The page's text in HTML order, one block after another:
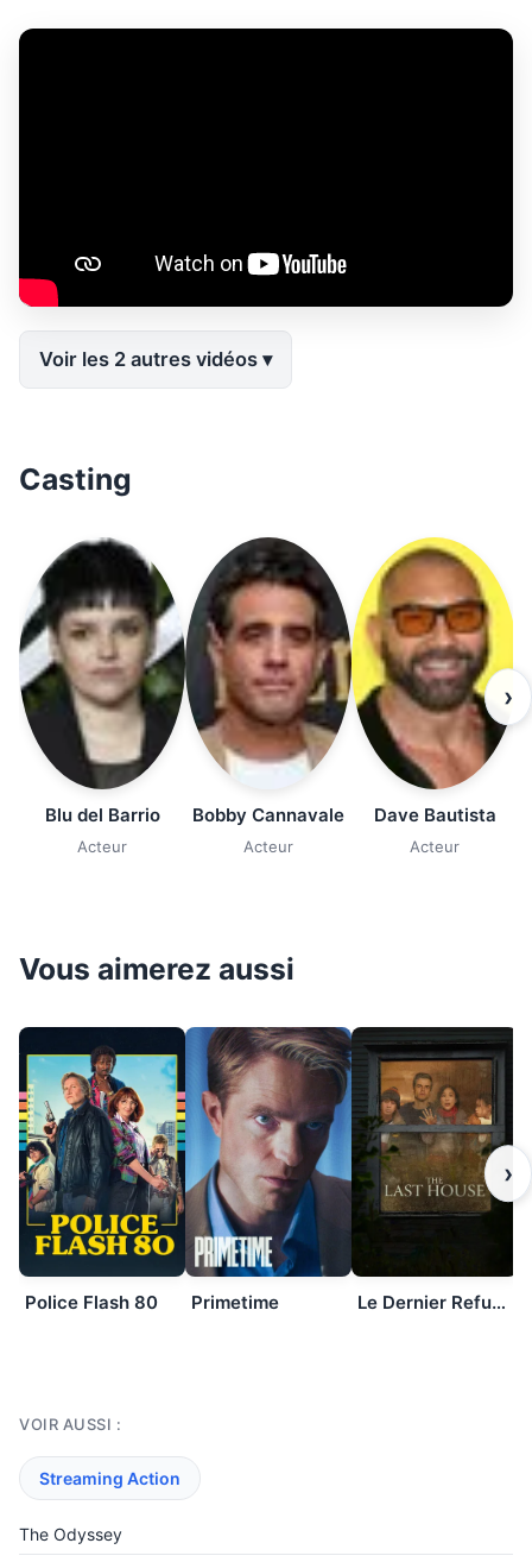
Voir les 2 autres vidéos
Casting
Blu del Barrio
Acteur
Bobby Cannavale
Acteur
Dave Bautista
Acteur
›
Vous aimerez aussi
Police Flash 80 Primetime Le Dernier Refuge
›
VOIR AUSSI :
Streaming Action
The Odyssey